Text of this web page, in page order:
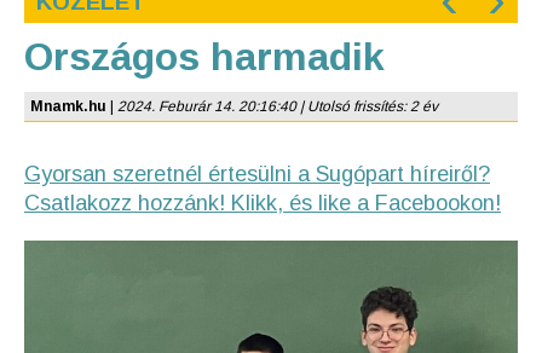
Országos harmadik
Mnamk.hu 2024. Feburár 14. 20:16:40 | Utolsó frissítés: 2 év
Gyorsan szeretnél értesülni a Sugópart híreiről?
Csatlakozz hozzánk! Klikk, és like a Facebookon!